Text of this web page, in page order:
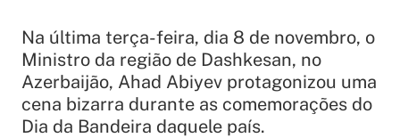
Na última terça-feira, dia 8 de novembro, o
Ministro da região de Dashkesan, no
Azerbaijão, Ahad Abiyev protagonizou uma
cena bizarra durante as comemorações do
Dia da Bandeira daquele país.